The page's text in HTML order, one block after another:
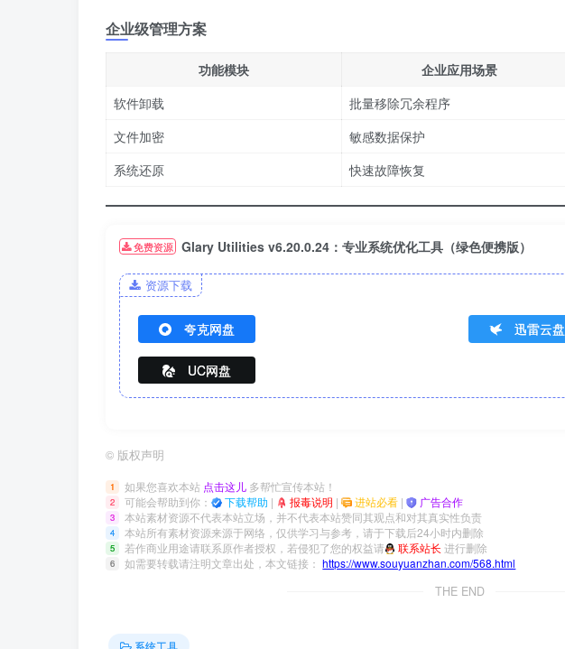
企业级管理方案
功能模块 企业应用场景
软件卸载
批量移除冗余程序
文件加密
敏感数据保护
系统还原
快速故障恢复
免费资源 Glary Utilities v6.20.0.24：专业系统优化工具（绿色便携版）
资源下载
夸克网盘 迅雷云盘
UC网盘
© 版权声明
1 如果您喜欢本站 点击这儿 多帮忙宣传本站！
2 可能会帮助到你： 下载帮助 | 报毒说明 | 进站必看 | 广告合作
3 本站素材资源不代表本站立场，并不代表本站赞同其观点和对其真实性负责
4 本站所有素材资源来源于网络，仅供学习与参考，请于下载后24小时内删除
5 若作商业用途请联系原作者授权，若侵犯了您的权益请 联系站长 进行删除
6 如需要转载请注明文章出处，本文链接：https://www.souyuanzhan.com/568.html
THE END
系统工具